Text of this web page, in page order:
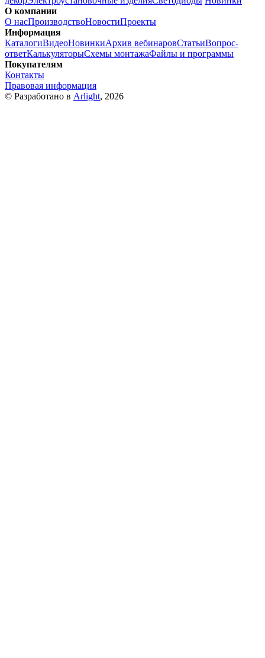
О компании
О насПроизводствоНовостиПроекты
Информация
КаталогиВидеоНовинкиАрхив вебинаровСтатьиВопрос-
ответКалькуляторыСхемы монтажаФайлы и программы
Покупателям
Контакты
Правовая информация
© Разработано в Arlight, 2026